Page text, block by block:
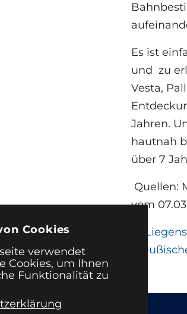
Cookies
verwendet
Cookies, um Ihnen
Funktionalität zu
Es ist
und zu
Vesta,
Jahren.
hautnah
über 7
Quellen:
vom